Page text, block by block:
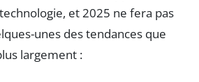
et 2025 ne fera pas
unes des tendances que
largement :